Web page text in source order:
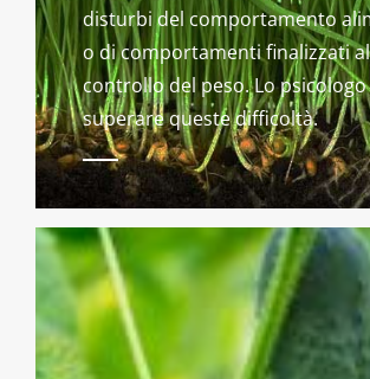
disturbi del comportamento
o di comportamenti finalizzati al
controllo del peso. Lo
superare queste difficoltà.